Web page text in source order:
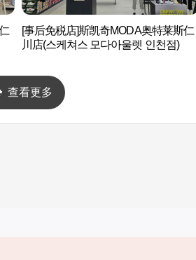
[事后免税店]斯凯奇MODA奥特莱斯仁
川店(스케쳐스 모다아울렛 인천점)
查看更多